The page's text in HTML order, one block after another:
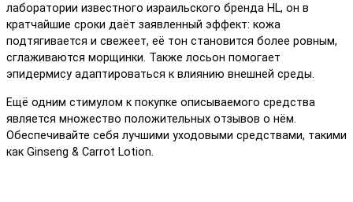
лаборатории известного израильского бренда HL, он в
кратчайшие сроки даёт заявленный эффект: кожа
подтягивается и свежеет, её тон становится более ровным,
сглаживаются морщинки. Также лосьон помогает
эпидермису адаптироваться к влиянию внешней среды.
Ещё одним стимулом к покупке описываемого средства
является множество положительных отзывов о нём.
Обеспечивайте себя лучшими уходовыми средствами, такими
как Ginseng & Carrot Lotion.